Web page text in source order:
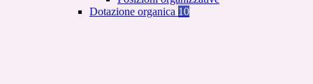
Dotazione organica 10